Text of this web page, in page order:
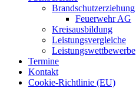
Brandschutzerziehung
Feuerwehr AG
Kreisausbildung
Leistungsvergleiche
Leistungswettbewerbe
Termine
Kontakt
Cookie-Richtlinie (EU)